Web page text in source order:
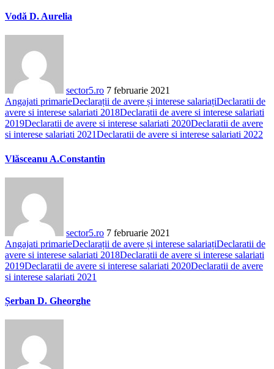
Vodă D. Aurelia
sector5.ro 7 februarie 2021
Angajati primarieDeclarații de avere și interese salariațiDeclaratii de
avere si interese salariati 2018Declaratii de avere si interese salariati
2019Declaratii de avere si interese salariati 2020Declaratii de avere
si interese salariati 2021Declaratii de avere si interese salariati 2022
Vlăsceanu A.Constantin
sector5.ro 7 februarie 2021
Angajati primarieDeclarații de avere și interese salariațiDeclaratii de
avere si interese salariati 2018Declaratii de avere si interese salariati
2019Declaratii de avere si interese salariati 2020Declaratii de avere
si interese salariati 2021
Șerban D. Gheorghe